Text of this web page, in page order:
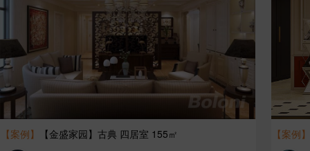
【案例】 【金盛家园】古典 四居室 155㎡ 【案例】